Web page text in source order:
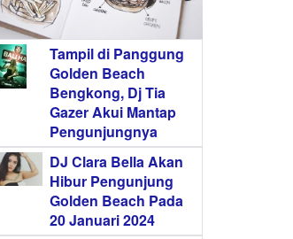
Tampil di Panggung
Golden Beach
Bengkong, Dj Tia
Gazer Akui Mantap
Pengunjungnya
DJ Clara Bella Akan
Hibur Pengunjung
Golden Beach Pada
20 Januari 2024